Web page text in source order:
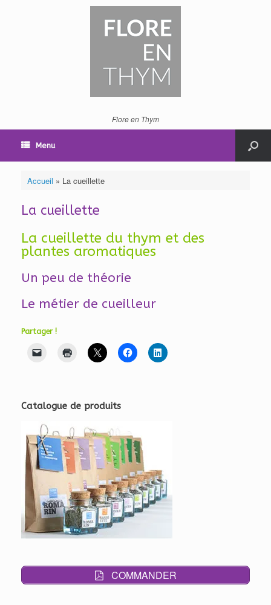
Flore en Thym
Menu
Accueil » La cueillette
La cueillette
La cueillette du thym et des
plantes aromatiques
Un peu de théorie
Le métier de cueilleur
Partager !
Catalogue de produits
COMMANDER